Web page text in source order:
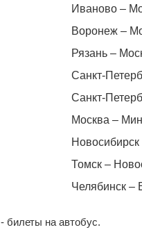
Иваново –
Воронеж –
Рязань –
Санкт-
Санкт-
Москва –
Томск –
Челябинск –
- билеты на автобус.